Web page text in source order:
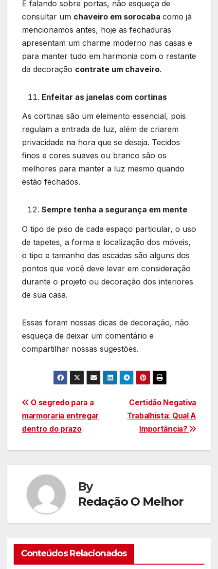
E falando sobre portas, não esqueça de
consultar um chaveiro em sorocaba como já
mencionamos antes, hoje as fechaduras
apresentam um charme moderno nas casas e
para manter tudo em harmonia com o restante
da decoração contrate um chaveiro.
Enfeitar as janelas com cortinas
As cortinas são um elemento essencial, pois
regulam a entrada de luz, além de criarem
privacidade na hora que se deseja. Tecidos
finos e cores suaves ou branco são os
melhores para manter a luz mesmo quando
estão fechados.
Sempre tenha a segurança em mente
O tipo de piso de cada espaço particular, o uso
de tapetes, a forma e localização dos móveis,
o tipo e tamanho das escadas são alguns dos
pontos que você deve levar em consideração
durante o projeto ou decoração dos interiores
de sua casa.
Essas foram nossas dicas de decoração, não
esqueça de deixar um comentário e
compartilhar nossas sugestões.
Navegação
de
Post
Certidão Negativa
Trabalhista: Qual A
Importância?
O segredo para a
marmoraria entregar
dentro do prazo
By
Redação O Melhor
Conteúdos Relacionados